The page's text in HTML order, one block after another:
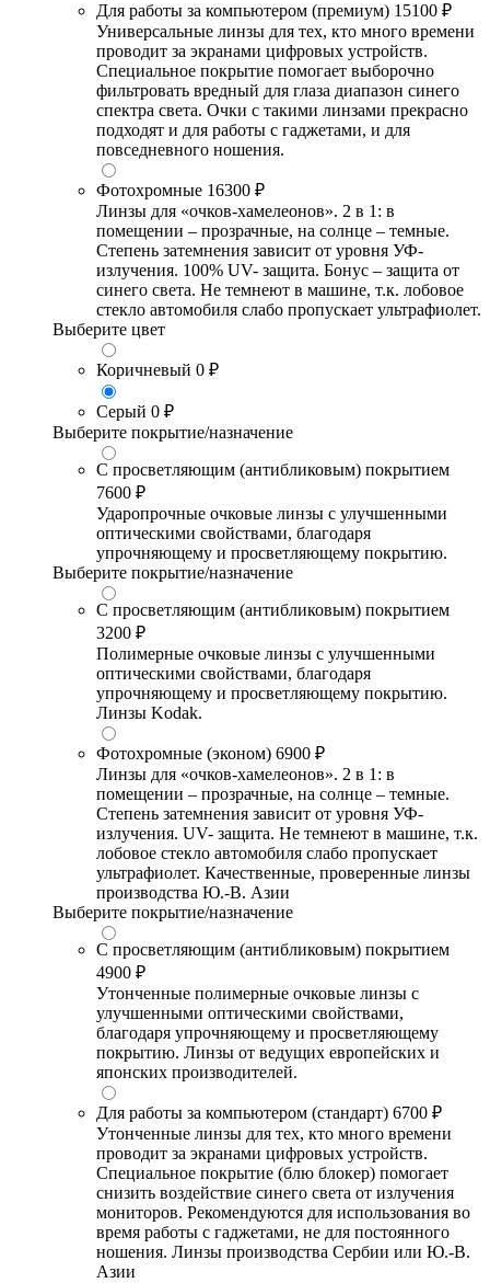
Для работы за компьютером (премиум) 15100 ₽
Универсальные линзы для тех, кто много времени
проводит за экранами цифровых устройств.
Специальное покрытие помогает выборочно
фильтровать вредный для глаза диапазон синего
спектра света. Очки с такими линзами прекрасно
подходят и для работы с гаджетами, и для
повседневного ношения.
Фотохромные 16300 ₽
Линзы для «очков-хамелеонов». 2 в 1: в
помещении – прозрачные, на солнце – темные.
Степень затемнения зависит от уровня УФ-
излучения. 100% UV- защита. Бонус – защита от
синего света. Не темнеют в машине, т.к. лобовое
стекло автомобиля слабо пропускает ультрафиолет.
Выберите цвет
Коричневый 0 ₽
Серый 0 ₽
Выберите покрытие/назначение
С просветляющим (антибликовым) покрытием
7600 ₽
Ударопрочные очковые линзы с улучшенными
оптическими свойствами, благодаря
упрочняющему и просветляющему покрытию.
Выберите покрытие/назначение
С просветляющим (антибликовым) покрытием
3200 ₽
Полимерные очковые линзы с улучшенными
оптическими свойствами, благодаря
упрочняющему и просветляющему покрытию.
Линзы Kodak.
Фотохромные (эконом) 6900 ₽
Линзы для «очков-хамелеонов». 2 в 1: в
помещении – прозрачные, на солнце – темные.
Степень затемнения зависит от уровня УФ-
излучения. UV- защита. Не темнеют в машине, т.к.
лобовое стекло автомобиля слабо пропускает
ультрафиолет. Качественные, проверенные линзы
производства Ю.-В. Азии
Выберите покрытие/назначение
С просветляющим (антибликовым) покрытием
4900 ₽
Утонченные полимерные очковые линзы с
улучшенными оптическими свойствами,
благодаря упрочняющему и просветляющему
покрытию. Линзы от ведущих европейских и
японских производителей.
Для работы за компьютером (стандарт) 6700 ₽
Утонченные линзы для тех, кто много времени
проводит за экранами цифровых устройств.
Специальное покрытие (блю блокер) помогает
снизить воздействие синего света от излучения
мониторов. Рекомендуются для использования во
время работы с гаджетами, не для постоянного
ношения. Линзы производства Сербии или Ю.-В.
Азии